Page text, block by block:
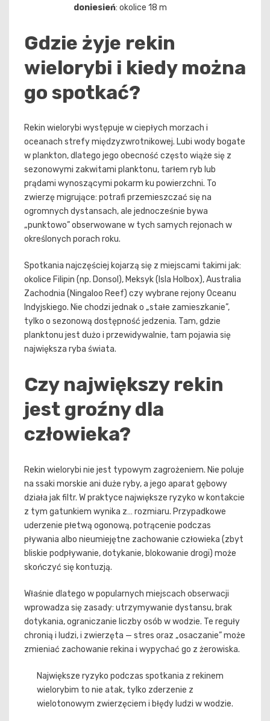
doniesień: okolice 18 m
Gdzie żyje rekin
wielorybi i kiedy można
go spotkać?
Rekin wielorybi występuje w ciepłych morzach i
oceanach strefy międzyzwrotnikowej. Lubi wody bogate
w plankton, dlatego jego obecność często wiąże się z
sezonowymi zakwitami planktonu, tarłem ryb lub
prądami wynoszącymi pokarm ku powierzchni. To
zwierzę migrujące: potrafi przemieszczać się na
ogromnych dystansach, ale jednocześnie bywa
„punktowo” obserwowane w tych samych rejonach w
określonych porach roku.
Spotkania najczęściej kojarzą się z miejscami takimi jak:
okolice Filipin (np. Donsol), Meksyk (Isla Holbox), Australia
Zachodnia (Ningaloo Reef) czy wybrane rejony Oceanu
Indyjskiego. Nie chodzi jednak o „stałe zamieszkanie”,
tylko o sezonową dostępność jedzenia. Tam, gdzie
planktonu jest dużo i przewidywalnie, tam pojawia się
największa ryba świata.
Czy największy rekin
jest groźny dla
człowieka?
Rekin wielorybi nie jest typowym zagrożeniem. Nie poluje
na ssaki morskie ani duże ryby, a jego aparat gębowy
działa jak filtr. W praktyce największe ryzyko w kontakcie
z tym gatunkiem wynika z… rozmiaru. Przypadkowe
uderzenie płetwą ogonową, potrącenie podczas
pływania albo nieumiejętne zachowanie człowieka (zbyt
bliskie podpływanie, dotykanie, blokowanie drogi) może
skończyć się kontuzją.
Właśnie dlatego w popularnych miejscach obserwacji
wprowadza się zasady: utrzymywanie dystansu, brak
dotykania, ograniczanie liczby osób w wodzie. Te reguły
chronią i ludzi, i zwierzęta — stres oraz „osaczanie” może
zmieniać zachowanie rekina i wypychać go z żerowiska.
Największe ryzyko podczas spotkania z rekinem
wielorybim to nie atak, tylko zderzenie z
wielotonowym zwierzęciem i błędy ludzi w wodzie.